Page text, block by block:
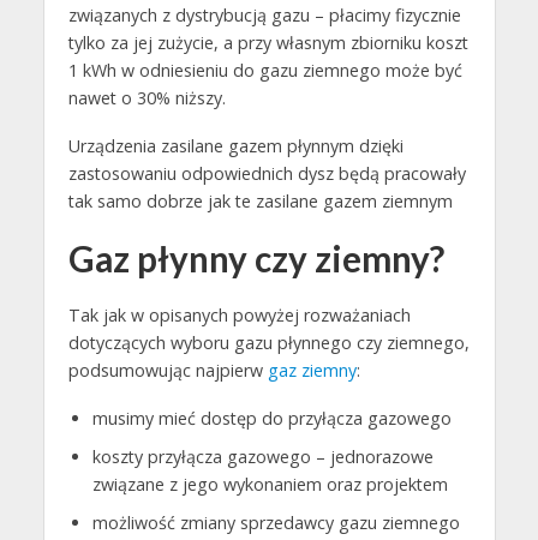
związanych z dystrybucją gazu – płacimy fizycznie
tylko za jej zużycie, a przy własnym zbiorniku koszt
1 kWh w odniesieniu do gazu ziemnego może być
nawet o 30% niższy.
Urządzenia zasilane gazem płynnym dzięki
zastosowaniu odpowiednich dysz będą pracowały
tak samo dobrze jak te zasilane gazem ziemnym
Gaz płynny czy ziemny?
Tak jak w opisanych powyżej rozważaniach
dotyczących wyboru gazu płynnego czy ziemnego,
podsumowując najpierw gaz ziemny:
musimy mieć dostęp do przyłącza gazowego
koszty przyłącza gazowego – jednorazowe
związane z jego wykonaniem oraz projektem
możliwość zmiany sprzedawcy gazu ziemnego